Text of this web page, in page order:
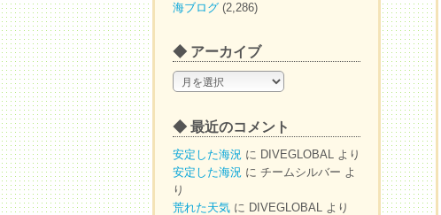
海ブログ (2,286)
◆ アーカイブ
◆
ア
カ
イ
ブ
◆ 最近のコメント
安定した海況 に DIVEGLOBAL より
安定した海況 に チームシルバー よ
り
荒れた天気 に DIVEGLOBAL より